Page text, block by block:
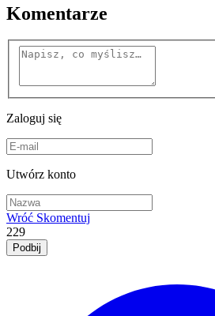
Komentarze
Zaloguj się
Utwórz konto
Wróć Skomentuj
229
Podbij